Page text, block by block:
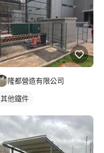
隆都營造有限公司
其他鐵件